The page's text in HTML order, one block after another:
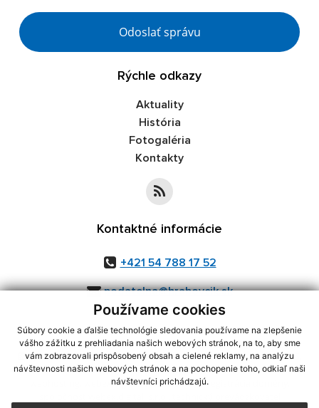
Používame cookies
Súbory cookie a ďalšie technológie sledovania používame na zlepšenie
vášho zážitku z prehliadania našich webových stránok, na to, aby sme
vám zobrazovali prispôsobený obsah a cielené reklamy, na analýzu
návštevnosti našich webových stránok a na pochopenie toho, odkiaľ naši
návštevníci prichádzajú.
Google reCaptcha Response
Odoslať správu
Rýchle odkazy
Aktuality
História
Fotogaléria
Kontakty
Kontaktné informácie
+421 54 788 17 52
podatelna@hrabovcik.sk
využite možnosť získavania aktuálnych informácií s využitím RSS
CMS systém (redakčný) systém ECHELON 2,Mapa stránok,web portál
webex.digital, s.r.o.,domény,registrácia domény